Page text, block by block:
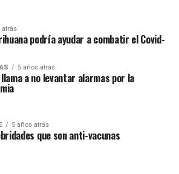
atrás
podría ayudar a combatir el Covid-
5 años atrás
llama a no levantar alarmas por la
5 años atrás
que son anti-vacunas